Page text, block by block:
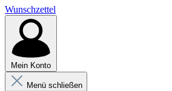
Wunschzettel
Mein Konto
Menü schließen